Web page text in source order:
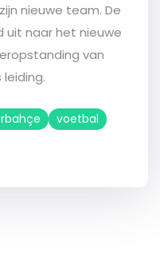
nieuwe team. De
uit naar het nieuwe
van
voetbal